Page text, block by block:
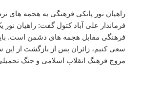
راهیان نور پاتکی فرهنگی به هجمه های
فرماندار علی آباد کتول گفت: راهیان نور
فرهنگی مقابل هجمه های دشمن است.
سعی کنیم، زائران پس از بازگشت از این
مروج فرهنگ انقلاب اسلامی و جنگ